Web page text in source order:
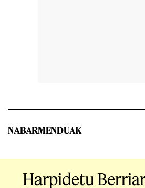
NABARMENDUAK
Harpidetu